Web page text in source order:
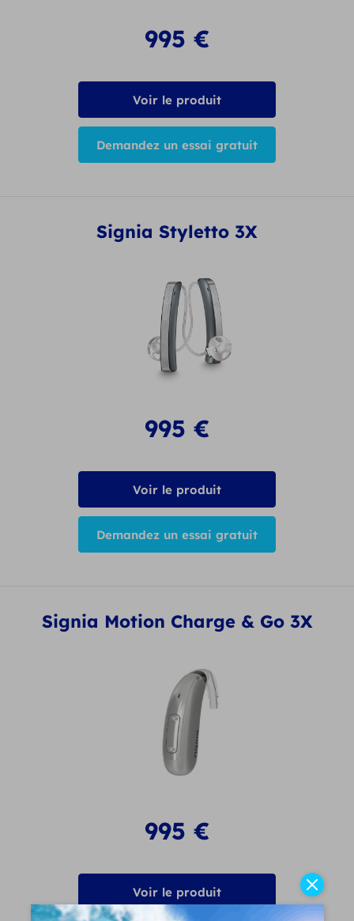
995 €
Voir le produit
Demandez un essai gratuit
Signia Styletto 3X
995 €
Voir le produit
Demandez un essai gratuit
Signia Motion Charge & Go 3X
995 €
Voir le produit